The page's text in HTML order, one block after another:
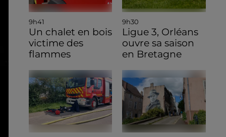
9h41
Un chalet en bois
victime des
flammes
9h30
Ligue 3, Orléans
ouvre sa saison
en Bretagne